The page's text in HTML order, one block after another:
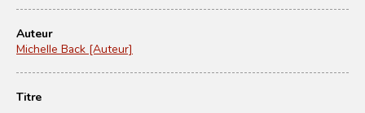
Auteur
Michelle Back [Auteur]
Titre